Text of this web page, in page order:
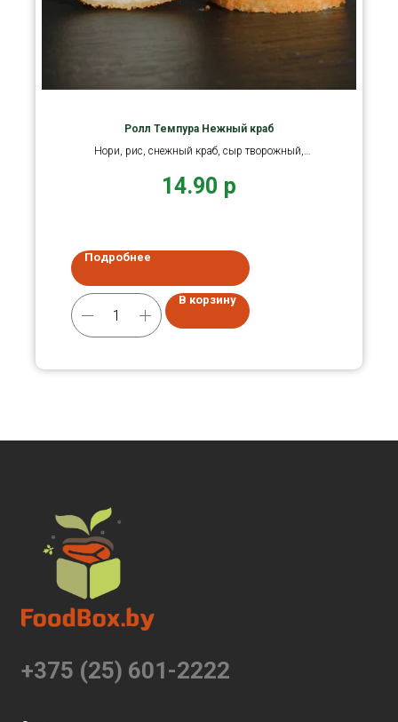
Ролл Темпура Нежный краб
Нори, рис, снежный краб, сыр творожный,
14.90 р
Подробнее
В корзину
+375 (25) 601-2222